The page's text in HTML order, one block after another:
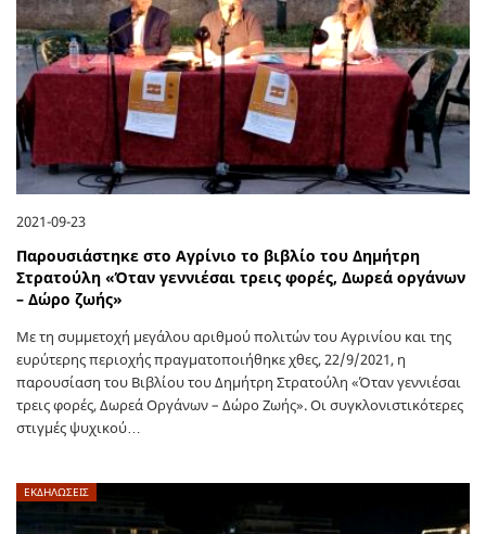
2021-09-23
Παρουσιάστηκε στο Αγρίνιο το βιβλίο του Δημήτρη
Στρατούλη «Όταν γεννιέσαι τρεις φορές, Δωρεά οργάνων
– Δώρο ζωής»
Με τη συμμετοχή μεγάλου αριθμού πολιτών του Αγρινίου και της
ευρύτερης περιοχής πραγματοποιήθηκε χθες, 22/9/2021, η
παρουσίαση του Βιβλίου του Δημήτρη Στρατούλη «Όταν γεννιέσαι
τρεις φορές, Δωρεά Οργάνων – Δώρο Ζωής». Οι συγκλονιστικότερες
στιγμές ψυχικού…
ΕΚΔΗΛΩΣΕΙΣ